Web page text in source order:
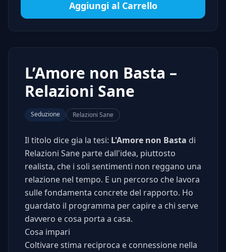
Aggiungi al Carrello
L’Amore non Basta –
Relazioni Sane
Seduzione Relazioni Sane
Il titolo dice gia la tesi: L'Amore non Basta di
Relazioni Sane parte dall'idea, piuttosto
realista, che i soli sentimenti non reggano una
relazione nel tempo. E un percorso che lavora
sulle fondamenta concrete del rapporto. Ho
guardato il programma per capire a chi serve
davvero e cosa porta a casa.
Cosa impari
Coltivare stima reciproca e connessione nella